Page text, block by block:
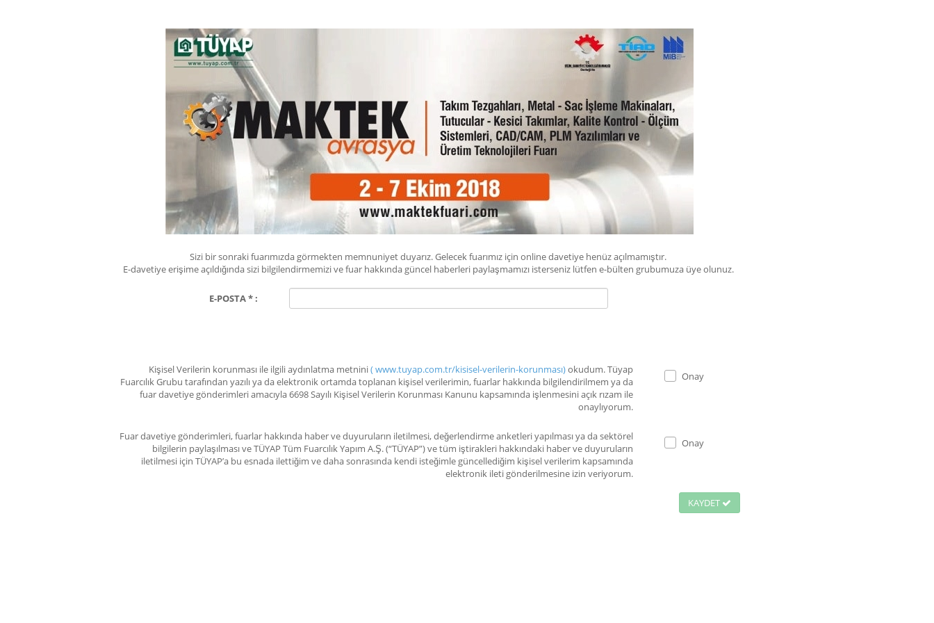
Sizi bir sonraki fuarımızda görmekten memnuniyet duyarız. Gelecek fuarımız için online davetiye henüz açılmamıştır.
E-davetiye erişime açıldığında sizi bilgilendirmemizi ve fuar hakkında güncel haberleri paylaşmamızı isterseniz lütfen e-bülten grubumuza üye olunuz.
E-POSTA * :
Kişisel Verilerin korunması ile ilgili aydınlatma metnini( www.tuyap.com.tr/kisisel-verilerin-korunması)okudum. Tüyap
Fuarcılık Grubu tarafından yazılı ya da elektronik ortamda toplanan kişisel verilerimin, fuarlar hakkında bilgilendirilmem ya da
fuar davetiye gönderimleri amacıyla 6698 Sayılı Kişisel Verilerin Korunması Kanunu kapsamında işlenmesini açık rızam ile
onaylıyorum.
Onay
Fuar davetiye gönderimleri, fuarlar hakkında haber ve duyuruların iletilmesi, değerlendirme anketleri yapılması ya da sektörel
bilgilerin paylaşılması ve TÜYAP Tüm Fuarcılık Yapım A.Ş. (“TÜYAP”) ve tüm iştirakleri hakkındaki haber ve duyuruların
iletilmesi için TÜYAP’a bu esnada ilettiğim ve daha sonrasında kendi isteğimle güncellediğim kişisel verilerim kapsamında
elektronik ileti gönderilmesine izin veriyorum.
Onay
KAYDET